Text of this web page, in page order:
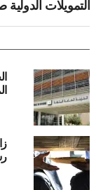
التمويلات